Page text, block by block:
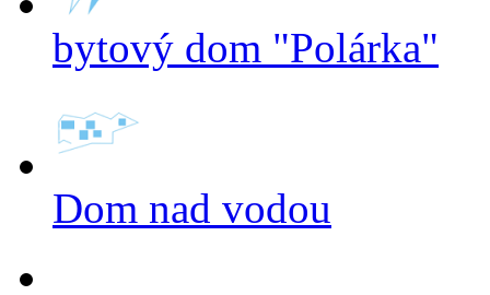
bytový dom "Polárka"
Dom nad vodou